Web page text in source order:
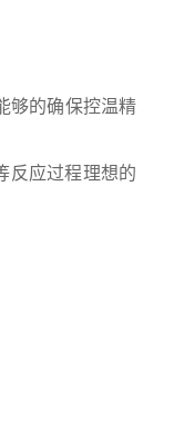
够的确保控温精
反应过程理想的